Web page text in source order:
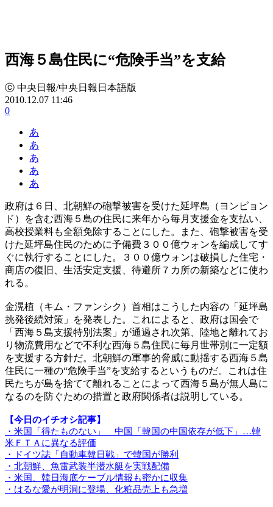
西海５島住民に“危険手当”を支給
ⓒ 中央日報/中央日報日本語版
2010.12.07 11:46
0
あ
あ
あ
あ
あ
政府は６日、北朝鮮の砲撃被害を受けた延坪島（ヨンピョン
ド）を含む西海５島の住民に来年から毎月支援金を支払い、
高校授業料も全額免除することにした。また、砲撃被害を受
けた延坪島住民のために予備費３００億ウォンを編成してす
ぐに執行することにした。３００億ウォンは破損した住宅・
商店の復旧、生活安定支援、待避所７カ所の新築などに使わ
れる。
金滉植（キム・ファンシク）首相はこうした内容の「延坪島
挑発後続対策」を発表した。これによると、政府は国会で
「西海５島支援特別法案」が通過され次第、陸地と離れてお
り物流費用などで不利な西海５島住民に毎月世帯別に一定額
を支援する方針だ。北朝鮮の軍事的脅威に動揺する西海５島
住民に一種の“危険手当”を支給するというものだ。これは住
民たちが島を捨てて離れることによって西海５島が無人島に
なるのを防ぐための措置と政府関係者は説明している。
【今日のイチオシ記事】
・米国「得たものない」 中国「韓国の中国依存が低下」…韓
米ＦＴＡに異なる評価
・ドイツ誌「自動車韓日戦」で韓国が勝利
・北朝鮮、魚雷武装半潜水艇を実戦配備
・米国、韓日海底ケーブル情報も密かに収集
・はるな愛が明洞に登場、化粧品売上も急増